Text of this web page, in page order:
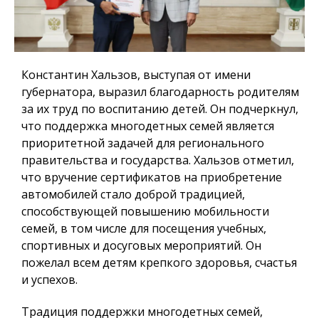
Константин Хальзов, выступая от имени
губернатора, выразил благодарность родителям
за их труд по воспитанию детей. Он подчеркнул,
что поддержка многодетных семей является
приоритетной задачей для регионального
правительства и государства. Хальзов отметил,
что вручение сертификатов на приобретение
автомобилей стало доброй традицией,
способствующей повышению мобильности
семей, в том числе для посещения учебных,
спортивных и досуговых мероприятий. Он
пожелал всем детям крепкого здоровья, счастья
и успехов.
Традиция поддержки многодетных семей,